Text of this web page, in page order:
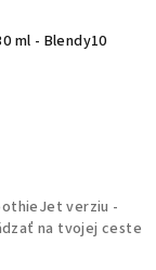
ml - Blendy10
verziu -
na tvojej ceste